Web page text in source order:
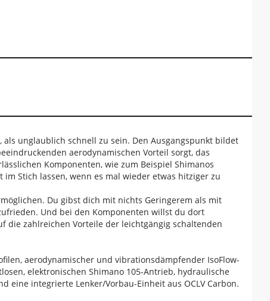
als unglaublich schnell zu sein. Den Ausgangspunkt bildet
aerodynamischen Vorteil sorgt, das
Komponenten, wie zum Beispiel Shimanos
Stich lassen, wenn es mal wieder etwas hitziger zu
Du gibst dich mit nichts Geringerem als mit
Und bei den Komponenten willst du dort
die zahlreichen Vorteile der leichtgängig schaltenden
aerodynamischer und vibrationsdämpfender IsoFlow-
elektronischen Shimano 105-Antrieb, hydraulische
eine integrierte Lenker/Vorbau-Einheit aus OCLV Carbon.